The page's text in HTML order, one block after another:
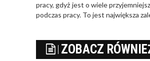
pracy, gdyż jest o wiele
podczas pracy. To jest największa
ZOBACZ